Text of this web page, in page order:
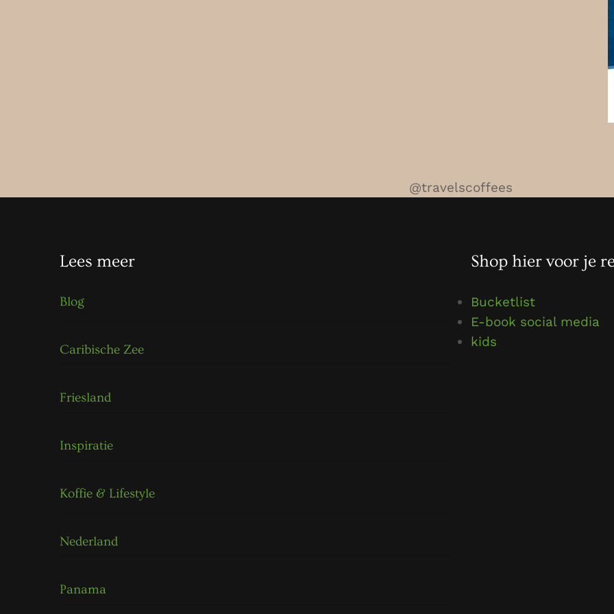
@travelscoffees
Lees meer
Blog
Caribische Zee
Friesland
Inspiratie
Koffie & Lifestyle
Nederland
Panama
Shop hier voor je
Bucketlist
E-book social media
kids